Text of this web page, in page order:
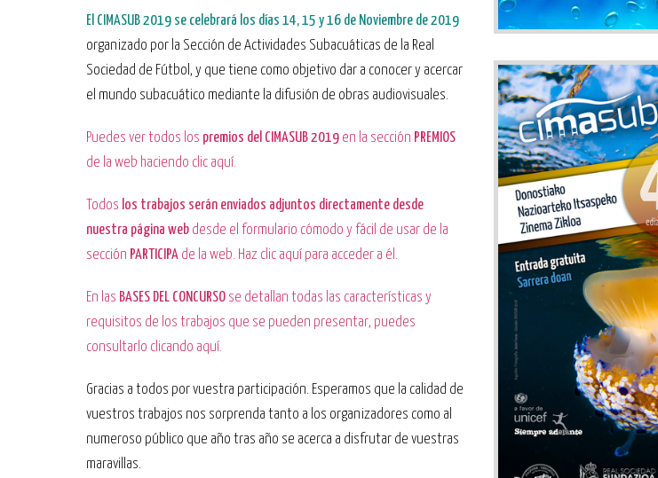
El CIMASUB 2019 se celebrará los días 14, 15 y 16 de Noviembre de 2019
organizado por la Sección de Actividades Subacuáticas de la Real
Sociedad de Fútbol, y que tiene como objetivo dar a conocer y acercar
el mundo subacuático mediante la difusión de obras audiovisuales.
Puedes ver todos los premios del CIMASUB 2019 en la sección PREMIOS
de la web haciendo clic aquí.
Todos los trabajos serán enviados adjuntos directamente desde
nuestra página web desde el formulario cómodo y fácil de usar de la
sección PARTICIPA de la web. Haz clic aquí para acceder a él.
En las BASES DEL CONCURSO se detallan todas las características y
requisitos de los trabajos que se pueden presentar, puedes
consultarlo clicando aquí.
Gracias a todos por vuestra participación. Esperamos que la calidad de
vuestros trabajos nos sorprenda tanto a los organizadores como al
numeroso público que año tras año se acerca a disfrutar de vuestras
maravillas.